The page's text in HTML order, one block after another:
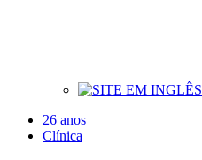
26 anos
Clínica